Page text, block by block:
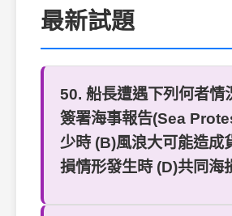
最新試題
50. 船長遭遇下列何者情
簽署海事報告(Sea
少時 (B)風浪大可能造成
損情形發生時 (D)共同海